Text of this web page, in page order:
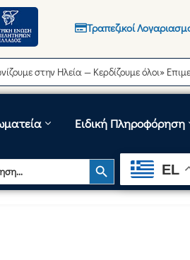
Τραπεζικοί
Ηλεία — Κερδίζουμε όλοι»
Ειδική Πληροφόρηση
Search Button
EL